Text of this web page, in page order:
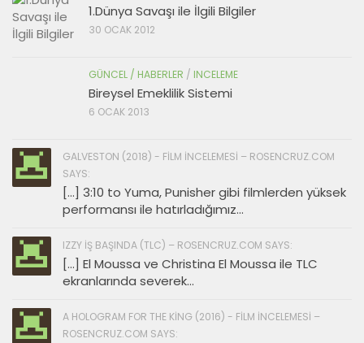
1.Dünya Savaşı ile İlgili Bilgiler
30 OCAK 2012
GÜNCEL / HABERLER / INCELEME
Bireysel Emeklilik Sistemi
6 OCAK 2013
GALVESTON (2018) - FILM İNCELEMESI – ROSENCRUZ.COM
SAYS:
[…] 3:10 to Yuma, Punisher gibi filmlerden yüksek
performansı ile hatırladığımız...
IZZY İŞ BAŞINDA (TLC) – ROSENCRUZ.COM SAYS:
[…] El Moussa ve Christina El Moussa ile TLC
ekranlarında severek...
A HOLOGRAM FOR THE KING (2016) - FILM İNCELEMESI –
ROSENCRUZ.COM SAYS: